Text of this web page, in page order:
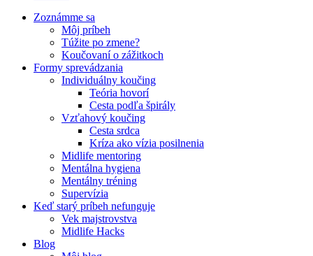
Zoznámme sa
Môj príbeh
Túžite po zmene?
Koučovaní o zážitkoch
Formy sprevádzania
Individuálny koučing
Teória hovorí
Cesta podľa špirály
Vzťahový koučing
Cesta srdca
Kríza ako vízia posilnenia
Midlife mentoring
Mentálna hygiena
Mentálny tréning
Supervízia
Keď starý príbeh nefunguje
Vek majstrovstva
Midlife Hacks
Blog